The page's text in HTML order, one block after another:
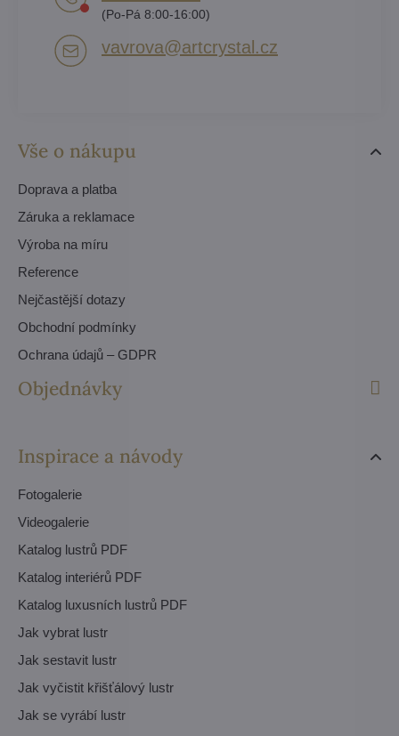
Vše o nákupu
Doprava a platba
Záruka a reklamace
Výroba na míru
Reference
Nejčastější dotazy
Obchodní podmínky
Ochrana údajů – GDPR
Objednávky
Inspirace a návody
Fotogalerie
Videogalerie
Katalog lustrů PDF
Katalog interiérů PDF
Katalog luxusních lustrů PDF
Jak vybrat lustr
Jak sestavit lustr
Jak vyčistit křišťálový lustr
Jak se vyrábí lustr
(Po-Pá 8:00-16:00)
vavrova​@artcrystal​.cz